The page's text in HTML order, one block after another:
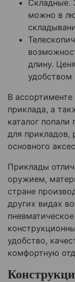
Складные.
можно в
длину.
удобством
В
приклада, а
каталог
для
основного
Приклады
оружием,
стране
других видах
удобство,
комфортную